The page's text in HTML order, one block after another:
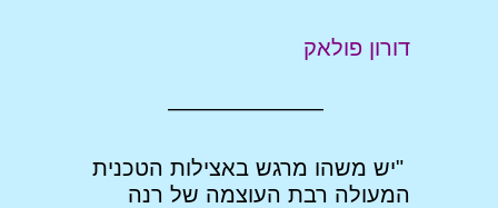
דורון פולאק
———————
"יש משהו מרגש באצילות הטכנית
המעולה רבת העוצמה של רנה